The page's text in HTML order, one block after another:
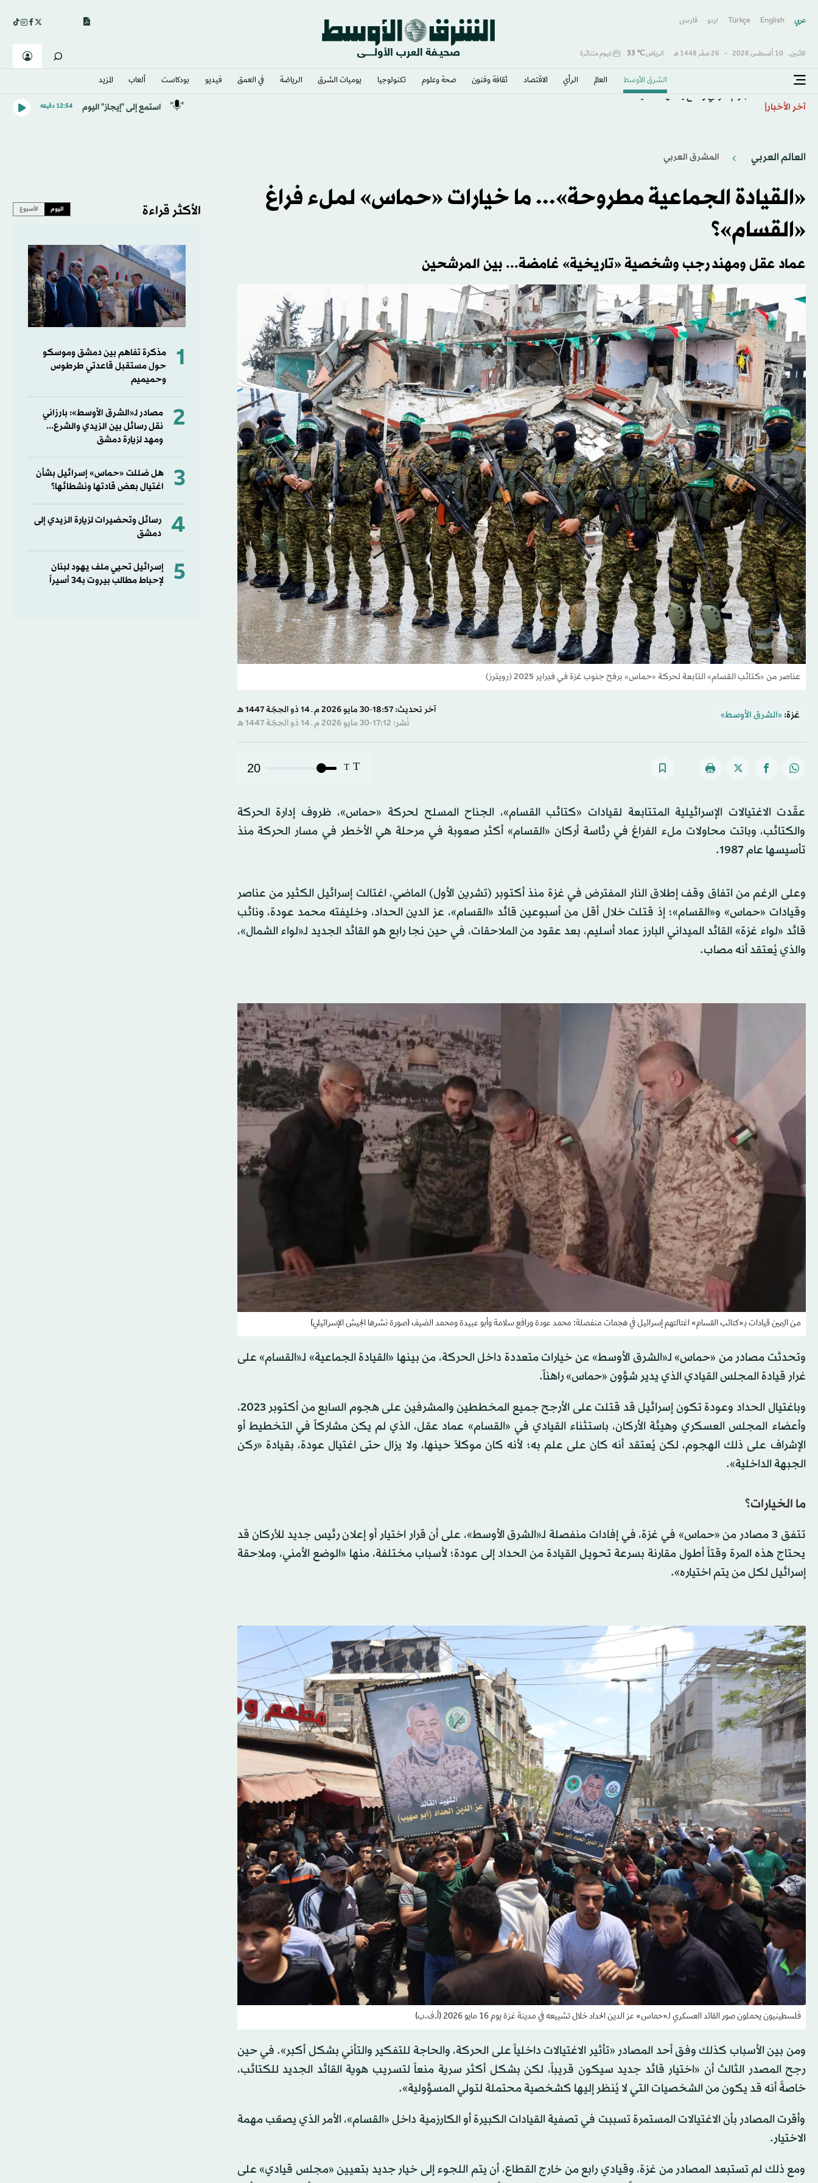
عربي English
Türkçe اردو فارسى
الاثنين, 10 أغسطس 2026 - 26 صفَر 1448 هـ الرياض℃
33 غيوم متناثرة
الشرق الأوسط​ العالم الرأي الاقتصاد ثقافة وفنون صحة وعلوم تكنولوجيا يوميات الشرق​ الرياضة في العمق فيديو بودكاست ألعاب المزيد
آخر الأخبار استمع إلى "إيجاز" اليوم 12:54 دقيقه
العالم العربي المشرق العربي
«القيادة الجماعية مطروحة»... ما خيارات «حماس» لملء فراغ
«القسام»؟
عماد عقل ومهند رجب وشخصية «تاريخية» غامضة... بين المرشحين
عناصر من «كتائب القسام» التابعة لحركة «حماس» برفح جنوب غزة في فبراير 2025 (رويترز)
غزة: «الشرق الأوسط»
آخر تحديث: 18:57-30 مايو 2026 م ـ 14 ذو الحِجّة 1447 هـ
نُشر: 17:12-30 مايو 2026 م ـ 14 ذو الحِجّة 1447 هـ
T
T
20
عقّدت الاغتيالات الإسرائيلية المتتابعة لقيادات «كتائب القسام»، الجناح المسلح لحركة «حماس»، ظروف إدارة الحركة
والكتائب، وباتت محاولات ملء الفراغ في رئاسة أركان «القسام» أكثر صعوبة في مرحلة هي الأخطر في مسار الحركة منذ
تأسيسها عام 1987.
وعلى الرغم من اتفاق وقف إطلاق النار المفترض في غزة منذ أكتوبر (تشرين الأول) الماضي، اغتالت إسرائيل الكثير من عناصر
وقيادات «حماس» و«القسام»؛ إذ قتلت خلال أقل من أسبوعين قائد «القسام»، عز الدين الحداد، وخليفته محمد عودة، ونائب
قائد «لواء غزة» القائد الميداني البارز عماد أسليم، بعد عقود من الملاحقات، في حين نجا رابع هو القائد الجديد لـ«لواء الشمال»،
والذي يُعتقد أنه مصاب.
من اليمين قيادات بـ«كتائب القسام» اغتالتهم إسرائيل في هجمات منفصلة: محمد عودة ورافع سلامة وأبو عبيدة ومحمد الضيف (صورة نشرها الجيش الإسرائيلي)
وتحدثت مصادر من «حماس» لـ«الشرق الأوسط» عن خيارات متعددة داخل الحركة، من بينها «القيادة الجماعية» لـ«القسام» على
غرار قيادة المجلس القيادي الذي يدير شؤون «حماس» راهناً.
وباغتيال الحداد وعودة تكون إسرائيل قد قتلت على الأرجح جميع المخططين والمشرفين على هجوم السابع من أكتوبر 2023،
وأعضاء المجلس العسكري وهيئة الأركان، باستثناء القيادي في «القسام» عماد عقل، الذي لم يكن مشاركاً في التخطيط أو
الإشراف على ذلك الهجوم، لكن يُعتقد أنه كان على علم به؛ لأنه كان موكلاً حينها، ولا يزال حتى اغتيال عودة، بقيادة «ركن
الجبهة الداخلية».
ما الخيارات؟
تتفق 3 مصادر من «حماس» في غزة، في إفادات منفصلة لـ«الشرق الأوسط»، على أن قرار اختيار أو إعلان رئيس جديد للأركان قد
يحتاج هذه المرة وقتاً أطول مقارنة بسرعة تحويل القيادة من الحداد إلى عودة؛ لأسباب مختلفة، منها «الوضع الأمني، وملاحقة
إسرائيل لكل من يتم اختياره».
فلسطينيون يحملون صور القائد العسكري لـ«حماس» عز الدين الحداد خلال تشييعه في مدينة غزة يوم 16 مايو 2026 (أ.ف.ب)
ومن بين الأسباب كذلك وفق أحد المصادر «تأثير الاغتيالات داخلياً على الحركة، والحاجة للتفكير والتأني بشكل أكبر». في حين
رجح المصدر الثالث أن «اختيار قائد جديد سيكون قريباً، لكن بشكل أكثر سرية منعاً لتسريب هوية القائد الجديد للكتائب،
خاصةً أنه قد يكون من الشخصيات التي لا يُنظر إليها كشخصية محتملة لتولي المسؤولية».
وأقرت المصادر بأن الاغتيالات المستمرة تسببت في تصفية القيادات الكبيرة أو الكارزمية داخل «القسام»، الأمر الذي يصعّب مهمة
الاختيار.
ومع ذلك لم تستبعد المصادر من غزة، وقيادي رابع من خارج القطاع، أن يتم اللجوء إلى خيار جديد بتعيين «مجلس قيادي» على
الأكثر قراءة اليوم الأسبوع
1
مذكرة تفاهم بين دمشق وموسكو
حول مستقبل قاعدتي طرطوس
وحميميم
2
مصادر لـ«الشرق الأوسط»: بارزاني
نقل رسائل بين الزيدي والشرع...
ومهد لزيارة دمشق
3
هل ضللت «حماس» إسرائيل بشأن
اغتيال بعض قادتها ونشطائها؟
4
رسائل وتحضيرات لزيارة الزيدي إلى
دمشق
5
إسرائيل تحيي ملف يهود لبنان
لإحباط مطالب بيروت بـ34 أسيراً